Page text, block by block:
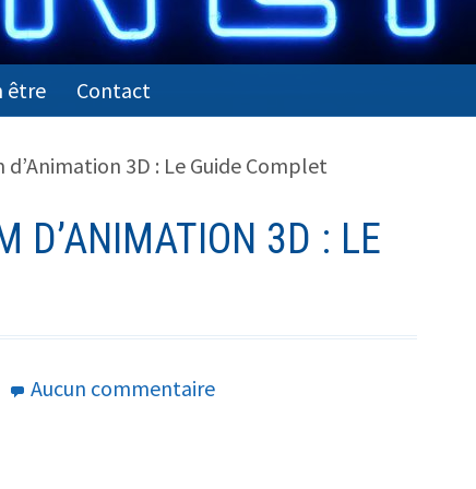
être Contact
d’Animation 3D : Le Guide Complet
D’ANIMATION 3D : LE
Aucun commentairesur